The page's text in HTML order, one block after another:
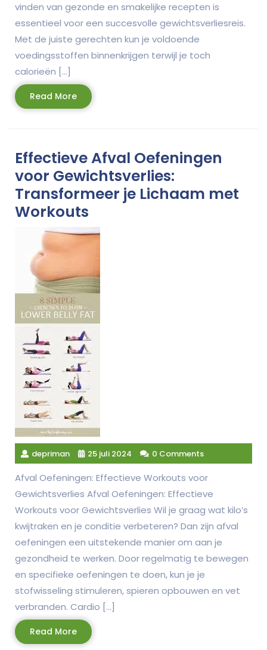
vinden van gezonde en smakelijke recepten is
essentieel voor een succesvolle gewichtsverliesreis.
Met de juiste gerechten kun je voldoende
voedingsstoffen binnenkrijgen terwijl je toch
calorieën […]
Read MoreRead
More
Effectieve Afval Oefeningen
voor Gewichtsverlies:
Transformeer je Lichaam met
Workouts
depriman 25 juli 2024 0 Comments
Afval Oefeningen: Effectieve Workouts voor
Gewichtsverlies Afval Oefeningen: Effectieve
Workouts voor Gewichtsverlies Wil je graag wat kilo’s
kwijtraken en je conditie verbeteren? Dan zijn afval
oefeningen een uitstekende manier om aan je
gezondheid te werken. Door regelmatig te bewegen
en specifieke oefeningen te doen, kun je je
stofwisseling stimuleren, spieren opbouwen en vet
verbranden. Cardio […]
Read MoreRead
More